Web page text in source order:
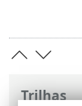
Trilhas